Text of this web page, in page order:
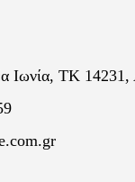
Ιωνία, ΤΚ 14231,